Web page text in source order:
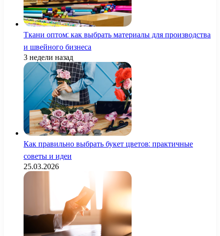
Ткани оптом: как выбрать материалы для производства
и швейного бизнеса
3 недели назад
Как правильно выбрать букет цветов: практичные
советы и идеи
25.03.2026